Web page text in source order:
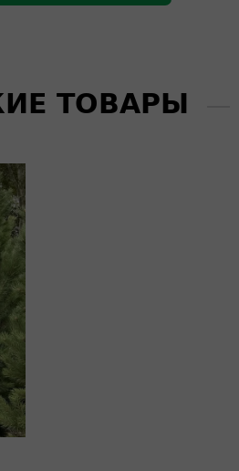
ТОВАРЫ